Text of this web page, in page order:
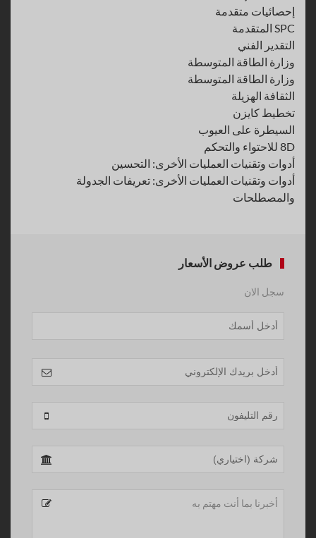
إحصائيات متقدمة
SPC المتقدمة
التقدير الفني
وزارة الطاقة المتوسطة
وزارة الطاقة المتوسطة
الثقافة الهزيلة
تخطيط كايزن
السيطرة على العيوب
8D للاحتواء والتحكم
أدوات وتقنيات العمليات الأخرى: التحسين
أدوات وتقنيات العمليات الأخرى: تعريفات الجدولة
والمصطلحات
طلب عروض الأسعار
سجل الان
Email
Address
*